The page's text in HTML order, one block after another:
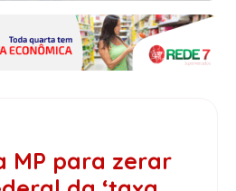
MP para zerar